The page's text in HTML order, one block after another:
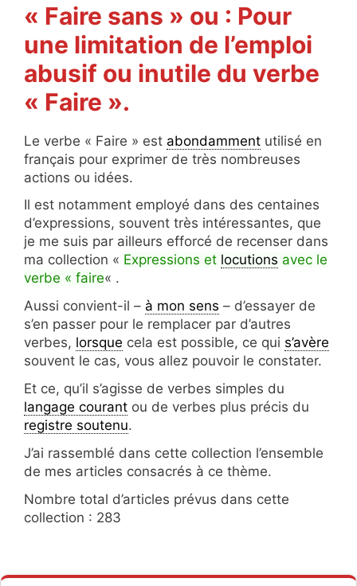
« Faire sans » ou : Pour
une limitation de l’emploi
abusif ou inutile du verbe
« Faire ».
Le verbe « Faire » est abondamment utilisé en
français pour exprimer de très nombreuses
actions ou idées.
Il est notamment employé dans des centaines
d’expressions, souvent très intéressantes, que
je me suis par ailleurs efforcé de recenser dans
ma collection « Expressions et locutions avec le
verbe « faire« .
Aussi convient-il – à mon sens – d’essayer de
s’en passer pour le remplacer par d’autres
verbes, lorsque cela est possible, ce qui s’avère
souvent le cas, vous allez pouvoir le constater.
Et ce, qu’il s’agisse de verbes simples du
langage courant ou de verbes plus précis du
registre soutenu.
J’ai rassemblé dans cette collection l’ensemble
de mes articles consacrés à ce thème.
Nombre total d’articles prévus dans cette
collection : 283